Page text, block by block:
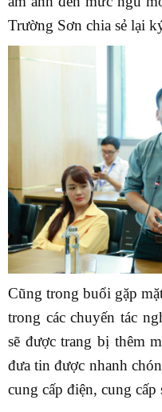
Trường Sơn chia sẻ lại
Cũng trong buổi gặp
trong các chuyến tác
sẽ được trang bị thêm
đưa tin được nhanh
cung cấp điện, cung